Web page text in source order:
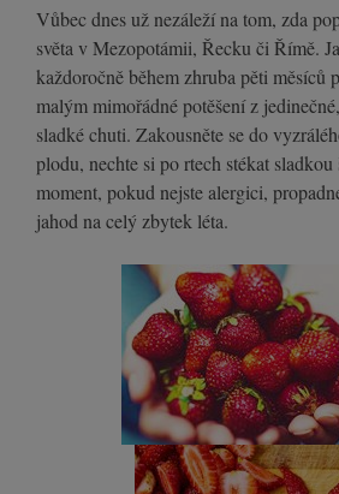
Vůbec dnes už nezáleží na tom, zda
světa v Mezopotámii, Řecku či Římě.
každoročně během zhruba pěti měsíců
malým mimořádné potěšení z
sladké chuti. Zakousněte se do
plodu, nechte si po rtech stékat sladkou
moment, pokud nejste alergici,
jahod na celý zbytek léta.